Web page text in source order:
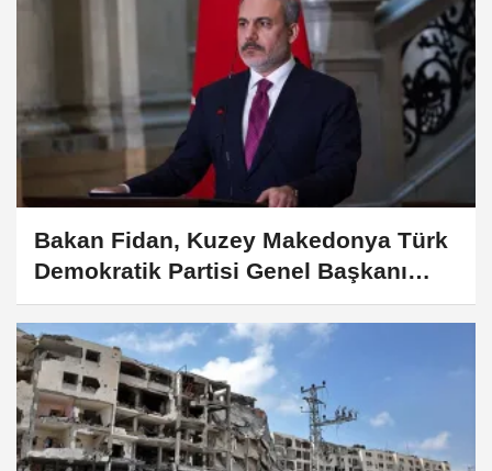
Bakan Fidan, Kuzey Makedonya Türk
Demokratik Partisi Genel Başkanı
Zeynula'yla görüştü